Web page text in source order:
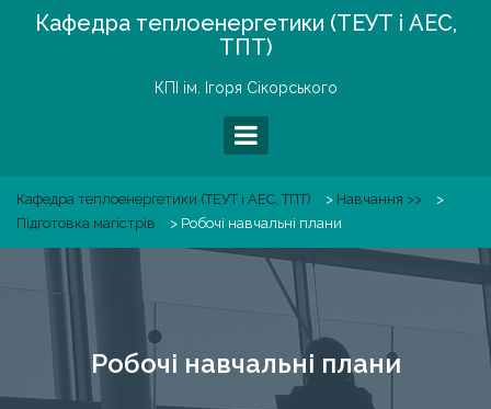
Кафедра теплоенергетики (ТЕУТ і АЕС,
ТПТ)
КПІ ім. Ігоря Сікорського
Кафедра теплоенергетики (ТЕУТ і АЕС, ТПТ) > Навчання >>
>
Підготовка магістрів
> Робочі навчальні плани
Робочі навчальні плани